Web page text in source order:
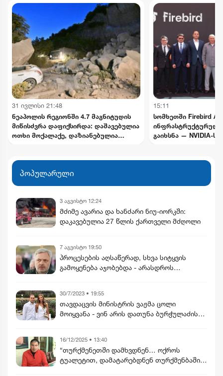
31 ივლისი 21:48
ნეაპოლის რეგიონში 4.7 მაგნიტუდის
მიწისძვრა დაფიქსირდა: დაშავებულია
ოთხი მოქალაქე, დაზიანებულია
15:11
სომხეთში Firebird
ინფრასტრუქტურული
გაიხსნა — NVIDIA-ს
პოპულარული
3 აგვისტო 12:24
მძიმე ავარია და ხანძარი ნიუ-იორკში:
დაკავებულია 27 წლის ქართველი მძღოლი
7 აგვისტო 19:50
პროცესების აღსაწერად, სხვა სიტყვის
გამოყენება აჯობებდა - არასდროს
30/7/2023 • 19:55
თავდაცვის მინისტრის ვაჟმა ცოლი
მოიყვანა - ვინ არის დათუნა ბურჭულაძის
16/12/2025 • 13:40
“თურქმენეთში დამხვდნენ… ოქროს
ტუალეტით, დამატარებდნენ თურქმენბაშის